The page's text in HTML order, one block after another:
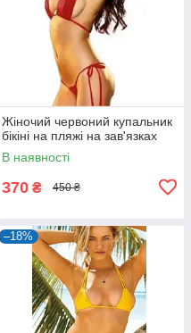
Жіночий червоний купальник
бікіні на пляжі на зав'язках
В наявності
370 ₴ 450 ₴
–18%